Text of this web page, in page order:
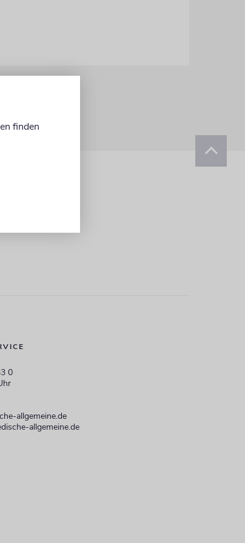
0
allgemeine.de
allgemeine.de
finden